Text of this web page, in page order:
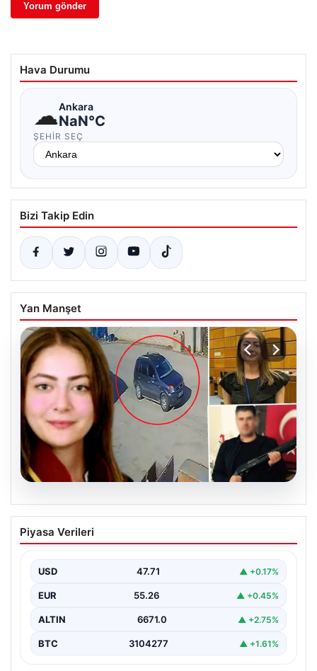
Hava Durumu
☁Ankara
NaN°C
ŞEHIR SEÇ
Bizi Takip Edin
Yan Manşet
06.08.2026
Hakkında icra takibi başlatan avukatı
katletmişti. İstenen ceza belli oldu
İlgili Detaylar Gün Saydı”, “content”: “ Bursa’nın…
Piyasa Verileri
USD 47.71 ▲ +0.17%
EUR 55.26 ▲ +0.45%
ALTIN 6671.0 ▲ +2.75%
BTC 3104277 ▲ +1.61%